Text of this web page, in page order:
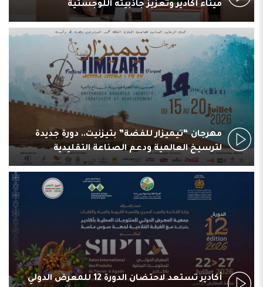
ميناء أكادير وتعزيز جاذبيته اللوجستية
مهرجان “تيميزار للفضة” بتيزنيت.. دورة جديدة
لترسيخ العالمية ودعم الصناعة التقليدية
أكادير تستعد لاحتضان الدورة 12 للمعرض الدولي